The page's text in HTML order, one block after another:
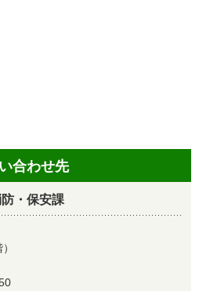
合わせ先
・保安課